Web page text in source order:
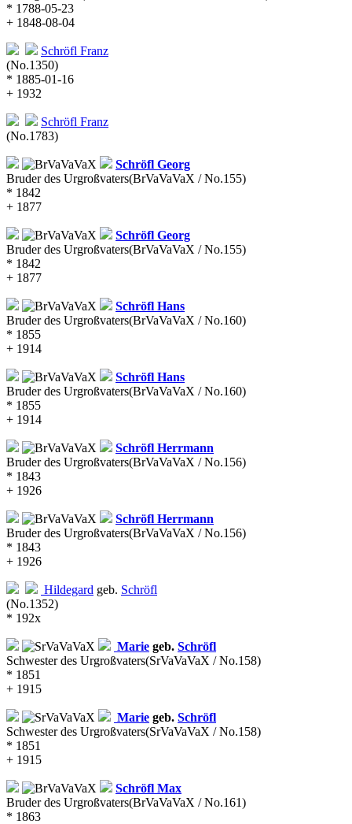
* 1788-05-23
+ 1848-08-04
Schröfl Franz
(No.1350)
* 1885-01-16
+ 1932
Schröfl Franz
(No.1783)
Schröfl Georg
Bruder des Urgroßvaters(BrVaVaVaX / No.155)
* 1842
+ 1877
Schröfl Georg
Bruder des Urgroßvaters(BrVaVaVaX / No.155)
* 1842
+ 1877
Schröfl Hans
Bruder des Urgroßvaters(BrVaVaVaX / No.160)
* 1855
+ 1914
Schröfl Hans
Bruder des Urgroßvaters(BrVaVaVaX / No.160)
* 1855
+ 1914
Schröfl Herrmann
Bruder des Urgroßvaters(BrVaVaVaX / No.156)
* 1843
+ 1926
Schröfl Herrmann
Bruder des Urgroßvaters(BrVaVaVaX / No.156)
* 1843
+ 1926
Hildegard geb. Schröfl
(No.1352)
* 192x
Marie geb. Schröfl
Schwester des Urgroßvaters(SrVaVaVaX / No.158)
* 1851
+ 1915
Marie geb. Schröfl
Schwester des Urgroßvaters(SrVaVaVaX / No.158)
* 1851
+ 1915
Schröfl Max
Bruder des Urgroßvaters(BrVaVaVaX / No.161)
* 1863